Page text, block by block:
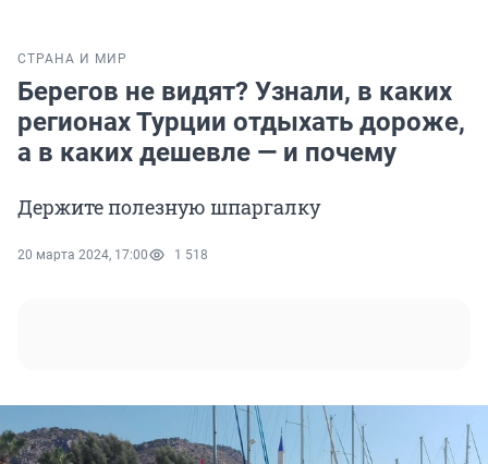
СТРАНА И МИР
Берегов не видят? Узнали, в каких
регионах Турции отдыхать дороже,
а в каких дешевле — и почему
Держите полезную шпаргалку
20 марта 2024, 17:00 1 518